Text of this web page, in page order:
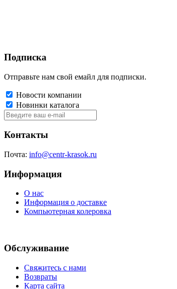
Подписка
Отправьте нам свой емайл для подписки.
Новости компании
Новинки каталога
Контакты
Почта: info@centr-krasok.ru
Информация
О нас
Информация о доставке
Компьютерная колеровка
Обслуживание
Свяжитесь с нами
Возвраты
Карта сайта